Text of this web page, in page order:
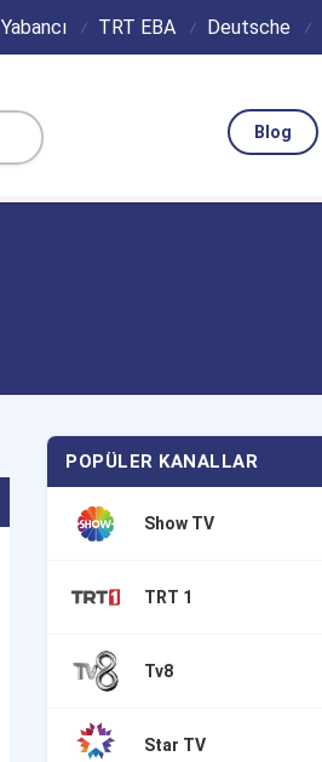
Yabancı TRT EBA Deutsche
Blog
POPÜLER KANALLAR
Show TV
TRT 1
Tv8
Star TV